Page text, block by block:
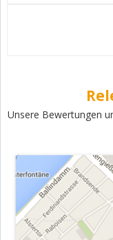
Unsere Bewertungen